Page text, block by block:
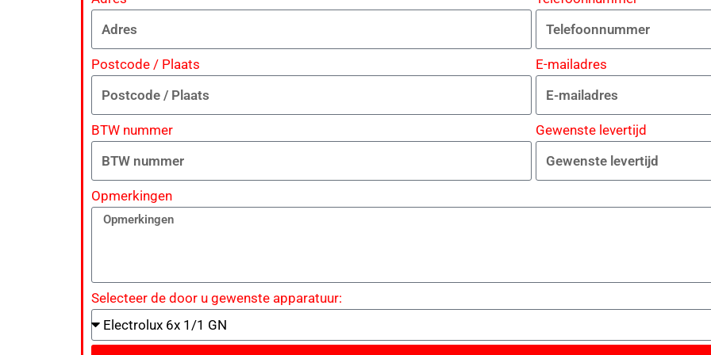
Postcode / Plaats E-mailadres
BTW nummer Gewenste levertijd
Opmerkingen
Selecteer de door u gewenste apparatuur: